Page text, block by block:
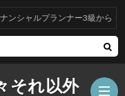
それ以外
ャルプランナー3級から！